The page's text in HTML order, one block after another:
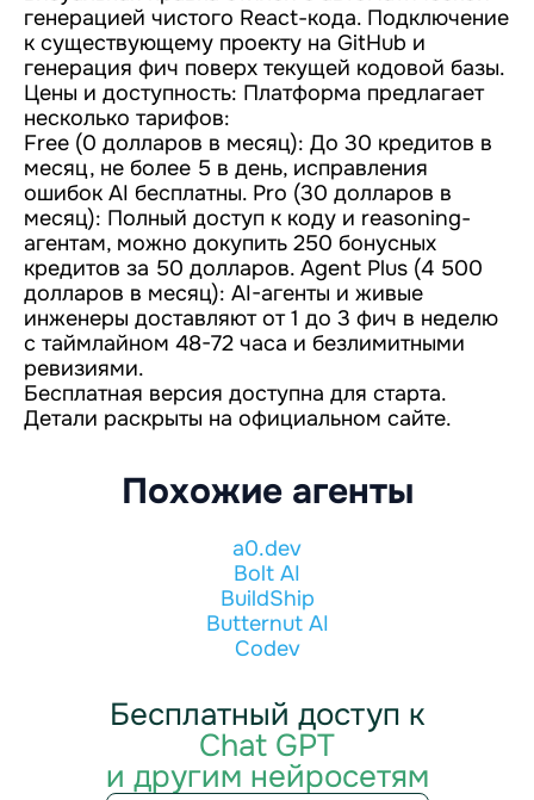
генерацией чистого React-кода. Подключение
к существующему проекту на GitHub и
генерация фич поверх текущей кодовой базы.
Цены и доступность: Платформа предлагает
несколько тарифов:
Free (0 долларов в месяц): До 30 кредитов в
месяц, не более 5 в день, исправления
ошибок AI бесплатны. Pro (30 долларов в
месяц): Полный доступ к коду и reasoning-
агентам, можно докупить 250 бонусных
кредитов за 50 долларов. Agent Plus (4 500
долларов в месяц): AI-агенты и живые
инженеры доставляют от 1 до 3 фич в неделю
с таймлайном 48-72 часа и безлимитными
ревизиями.
Бесплатная версия доступна для старта.
Детали раскрыты на официальном сайте.
Похожие агенты
a0.dev
Bolt AI
BuildShip
Butternut AI
Codev
Бесплатный доступ к
Chat GPT
и другим нейросетям